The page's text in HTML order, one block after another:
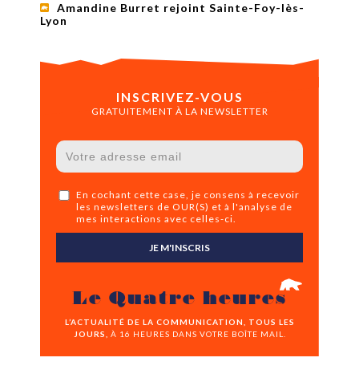
Amandine Burret rejoint Sainte-Foy-lès-
Lyon
INSCRIVEZ-VOUS
GRATUITEMENT À LA NEWSLETTER
En cochant cette case, je consens à recevoir
les newsletters de OUR(S) et à l'analyse de
mes interactions avec celles-ci.
JE M'INSCRIS
Le Quatre heures
L’ACTUALITÉ DE LA COMMUNICATION, TOUS LES
JOURS,
À 16 HEURES DANS VOTRE BOÎTE MAIL.